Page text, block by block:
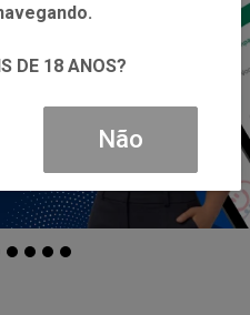
DE 18 ANOS?
Não